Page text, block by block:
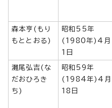
森本亨(もり
もととおる)
昭和55年
(1980年)4月
1日
灘尾弘吉(な
だおひろき
ち)
昭和59年
(1984年)4月
18日